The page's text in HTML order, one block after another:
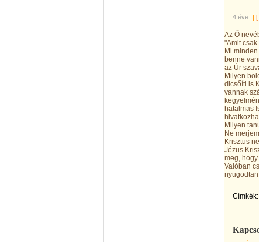
4 éve |
Az Ő
"Amit
Mi
benne
az Úr
Milyen
dicsőíti is
vannak
hatalmas
Milyen
Ne
Krisztus
Jézus
meg,
Valóban
Címkék: